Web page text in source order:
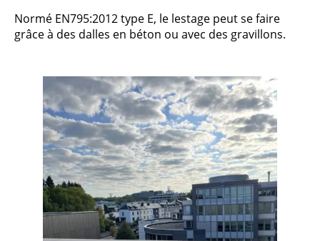
Normé EN795:2012 type E, le lestage peut se faire
grâce à des dalles en béton ou avec des gravillons.